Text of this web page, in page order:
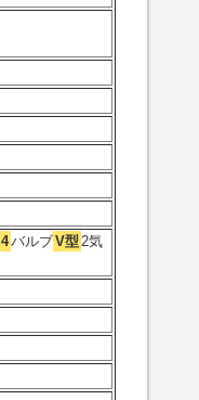
4バルブV型 2気